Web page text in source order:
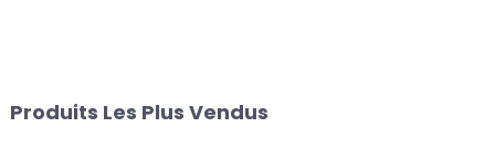
Produits Les Plus Vendus